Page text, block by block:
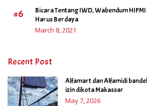
#6
Bicara Tentang IWD, Wabendum
Harus Berdaya
March 8, 2021
Recent Post
Alfamart dan Alfamidi
izin dikota Makassar
May 7, 2026